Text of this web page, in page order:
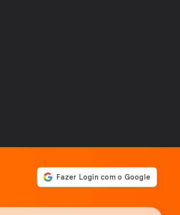
Harry Styles: fã denuncia
tenta comprar...
MEU SONORA
Cachorrinha 'rejeita' hit
'Evidências';...